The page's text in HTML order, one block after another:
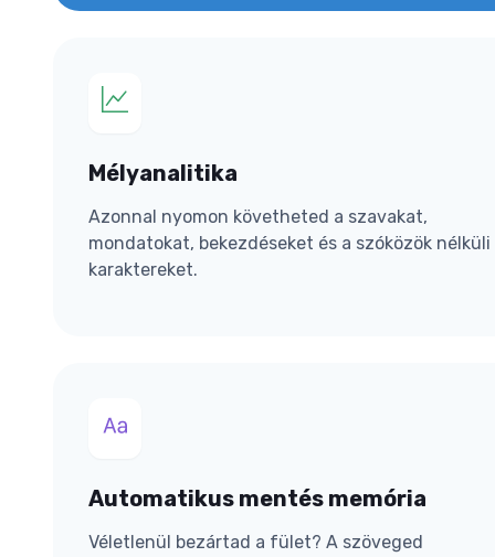
Mélyanalitika
Azonnal nyomon követheted a szavakat,
mondatokat, bekezdéseket és a szóközök nélküli
karaktereket.
Automatikus mentés memória
Véletlenül bezártad a fület? A szöveged